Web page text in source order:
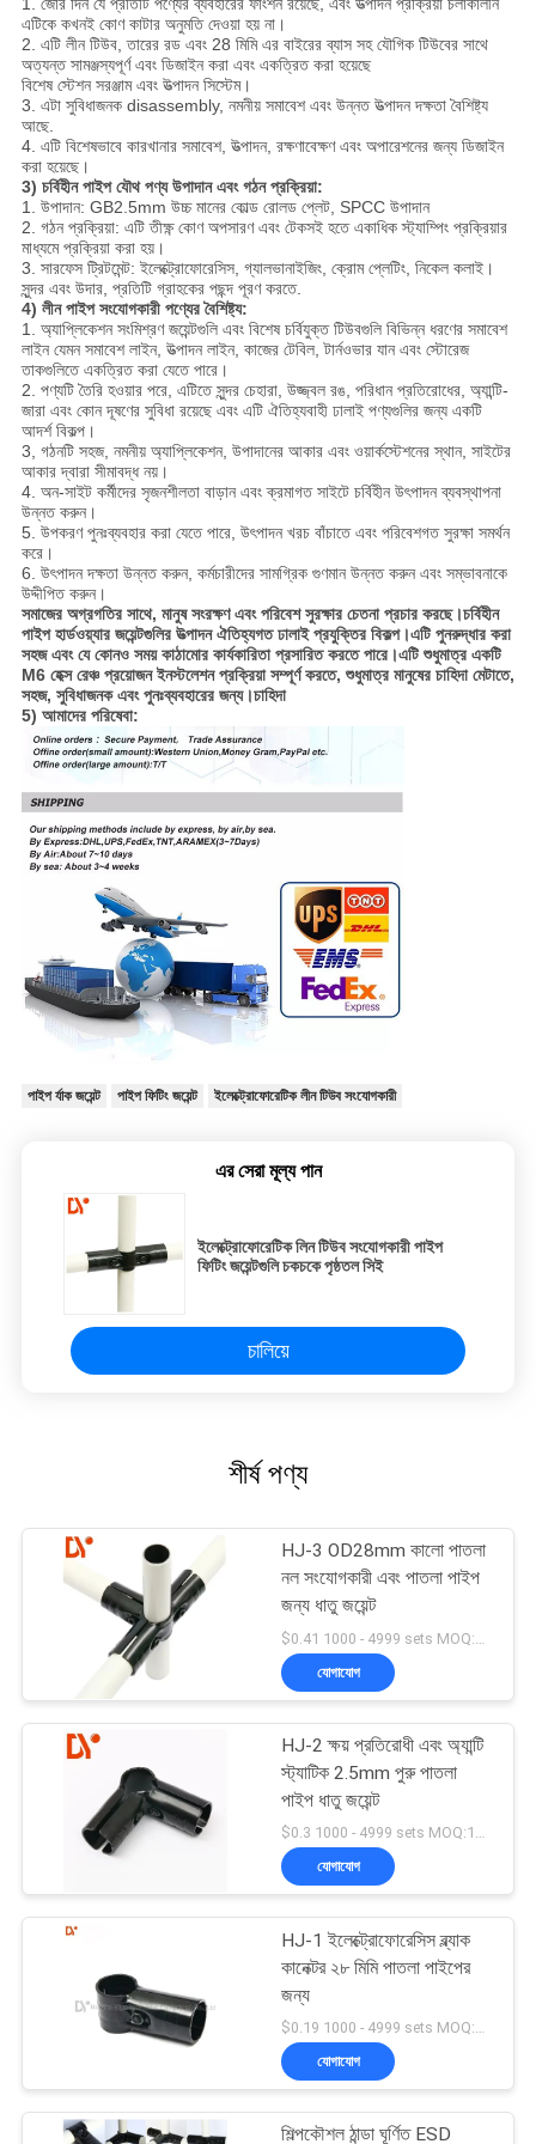
1. জোর দিন যে প্রতিটি পণ্যের ব্যবহারের ফাংশন রয়েছে, এবং উত্পাদন প্রক্রিয়া চলাকালীন
এটিকে কখনই কোণ কাটার অনুমতি দেওয়া হয় না।
2. এটি লীন টিউব, তারের রড এবং 28 মিমি এর বাইরের ব্যাস সহ যৌগিক টিউবের সাথে
অত্যন্ত সামঞ্জস্যপূর্ণ এবং ডিজাইন করা এবং একত্রিত করা হয়েছে
বিশেষ স্টেশন সরঞ্জাম এবং উত্পাদন সিস্টেম।
3. এটা সুবিধাজনক disassembly, নমনীয় সমাবেশ এবং উন্নত উত্পাদন দক্ষতা বৈশিষ্ট্য
আছে.
4. এটি বিশেষভাবে কারখানার সমাবেশ, উত্পাদন, রক্ষণাবেক্ষণ এবং অপারেশনের জন্য ডিজাইন
করা হয়েছে।
3) চর্বিহীন পাইপ যৌথ পণ্য উপাদান এবং গঠন প্রক্রিয়া:
1. উপাদান: GB2.5mm উচ্চ মানের কোল্ড রোলড প্লেট, SPCC উপাদান
2. গঠন প্রক্রিয়া: এটি তীক্ষ্ণ কোণ অপসারণ এবং টেকসই হতে একাধিক স্ট্যাম্পিং প্রক্রিয়ার
মাধ্যমে প্রক্রিয়া করা হয়।
3. সারফেস ট্রিটমেন্ট: ইলেক্ট্রোফোরেসিস, গ্যালভানাইজিং, ক্রোম প্লেটিং, নিকেল কলাই।
সুন্দর এবং উদার, প্রতিটি গ্রাহকের পছন্দ পূরণ করতে.
4) লীন পাইপ সংযোগকারী পণ্যের বৈশিষ্ট্য:
1. অ্যাপ্লিকেশন সংমিশ্রণ জয়েন্টগুলি এবং বিশেষ চর্বিযুক্ত টিউবগুলি বিভিন্ন ধরণের সমাবেশ
লাইন যেমন সমাবেশ লাইন, উত্পাদন লাইন, কাজের টেবিল, টার্নওভার যান এবং স্টোরেজ
তাকগুলিতে একত্রিত করা যেতে পারে।
2. পণ্যটি তৈরি হওয়ার পরে, এটিতে সুন্দর চেহারা, উজ্জ্বল রঙ, পরিধান প্রতিরোধের, অ্যান্টি-
জারা এবং কোন দূষণের সুবিধা রয়েছে এবং এটি ঐতিহ্যবাহী ঢালাই পণ্যগুলির জন্য একটি
আদর্শ বিকল্প।
3, গঠনটি সহজ, নমনীয় অ্যাপ্লিকেশন, উপাদানের আকার এবং ওয়ার্কস্টেশনের স্থান, সাইটের
আকার দ্বারা সীমাবদ্ধ নয়।
4. অন-সাইট কর্মীদের সৃজনশীলতা বাড়ান এবং ক্রমাগত সাইটে চর্বিহীন উৎপাদন ব্যবস্থাপনা
উন্নত করুন।
5. উপকরণ পুনঃব্যবহার করা যেতে পারে, উৎপাদন খরচ বাঁচাতে এবং পরিবেশগত সুরক্ষা সমর্থন
করে।
6. উৎপাদন দক্ষতা উন্নত করুন, কর্মচারীদের সামগ্রিক গুণমান উন্নত করুন এবং সম্ভাবনাকে
উদ্দীপিত করুন।
সমাজের অগ্রগতির সাথে, মানুষ সংরক্ষণ এবং পরিবেশ সুরক্ষার চেতনা প্রচার করছে।চর্বিহীন
পাইপ হার্ডওয়্যার জয়েন্টগুলির উত্পাদন ঐতিহ্যগত ঢালাই প্রযুক্তির বিকল্প।এটি পুনরুদ্ধার করা
সহজ এবং যে কোনও সময় কাঠামোর কার্যকারিতা প্রসারিত করতে পারে।এটি শুধুমাত্র একটি
M6 হেক্স রেঞ্চ প্রয়োজন ইনস্টলেশন প্রক্রিয়া সম্পূর্ণ করতে, শুধুমাত্র মানুষের চাহিদা মেটাতে,
সহজ, সুবিধাজনক এবং পুনঃব্যবহারের জন্য।চাহিদা
5) আমাদের পরিষেবা:
পাইপ র্যাক জয়েন্ট পাইপ ফিটিং জয়েন্ট ইলেক্ট্রোফোরেটিক লীন টিউব সংযোগকারী
এর সেরা মূল্য পান
ইলেক্ট্রোফোরেটিক লিন টিউব সংযোগকারী পাইপ
ফিটিং জয়েন্টগুলি চকচকে পৃষ্ঠতল সিই
চালিয়ে
শীর্ষ পণ্য
HJ-3 OD28mm কালো পাতলা
নল সংযোগকারী এবং পাতলা পাইপ
জন্য ধাতু জয়েন্ট
যোগাযোগ
HJ-2 ক্ষয় প্রতিরোধী এবং অ্যান্টি
স্ট্যাটিক 2.5mm পুরু পাতলা
পাইপ ধাতু জয়েন্ট
$0.3 1000 - 4999 sets MOQ:1000
যোগাযোগ
HJ-1 ইলেক্ট্রোফোরেসিস ব্ল্যাক
কানেক্টর ২৮ মিমি পাতলা পাইপের
জন্য
$0.19 1000 - 4999 sets MOQ:1000
যোগাযোগ
শিল্পকৌশল ঠান্ডা ঘূর্ণিত ESD